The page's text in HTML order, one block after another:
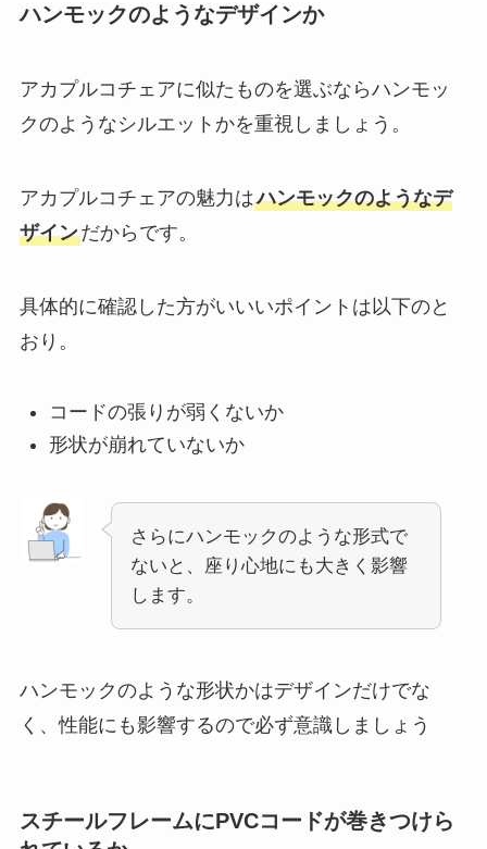
ハンモックのようなデザインか
アカプルコチェアに似たものを選ぶならハンモッ
クのようなシルエットかを重視しましょう。
アカプルコチェアの魅力はハンモックのようなデ
ザインだから です。
具体的に確認した方がいいいポイントは以下のと
おり。
コードの張りが弱くないか
形状が崩れていないか
さらにハンモックのような形式で
ないと、座り心地にも大きく影響
します。
ハンモックのような形状かはデザインだけでな
く、性能にも影響するので必ず意識しましょう
スチールフレームにPVCコードが巻きつけら